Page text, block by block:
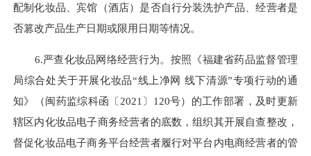
配制化妆品、宾馆（酒店）是否自行分装洗护产品、经营者是
否篡改产品生产日期或限用日期等情况。
6.严查化妆品网络经营行为。按照《福建省药品监督管理
局综合处关于开展化妆品“线上净网 线下清源”专项行动的通
知》（闽药监综科函〔2021〕120号）的工作部署，及时更新
辖区内化妆品电子商务经营者的底数，组织其开展自查整改，
督促化妆品电子商务平台经营者履行对平台内电商经营者的管